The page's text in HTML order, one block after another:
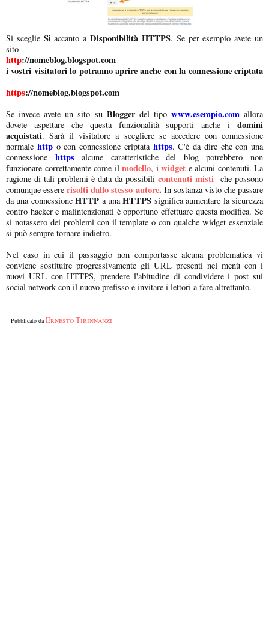
Si sceglieSìaccanto aDisponibilità HTTPS. Se per esempio avete un
sito
http://nomeblog.blogspot.com
i vostri visitatori lo potranno aprire anche con la connessione criptata
https://nomeblog.blogspot.com
Se invece avete un sito su Bloggerdel tipo www.esempio.comallora
dovete aspettare che questa funzionalità supporti anche i domini
acquistati. Sarà il visitatore a scegliere se accedere con connessione
normale httpo con connessione criptatahttps. C'è da dire che con una
connessione httpsalcune caratteristiche del blog potrebbero non
funzionare correttamente come il modello, i widget e alcuni contenuti. La
ragione di tali problemi è data da possibili contenuti misti che possono
comunque essererisolti dallo stesso autore. In sostanza visto che passare
da una connessioneHTTP a unaHTTPS significa aumentare la sicurezza
contro hacker e malintenzionati è opportuno effettuare questa modifica. Se
si notassero dei problemi con il template o con qualche widget essenziale
si può sempre tornare indietro.
Nel caso in cui il passaggio non comportasse alcuna problematica vi
conviene sostituire progressivamente gli URL presenti nel menù con i
nuovi URL con HTTPS, prendere l'abitudine di condividere i post sui
social network con il nuovo prefisso e invitare i lettori a fare altrettanto.
Pubblicato daErnesto Tirinnanzi